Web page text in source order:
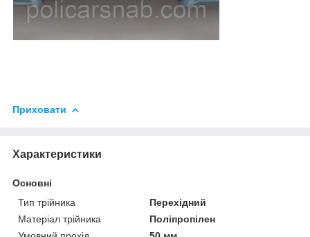
Приховати
Характеристики
Основні
Тип трійника
Перехідний
Матеріал трійника
Поліпропілен